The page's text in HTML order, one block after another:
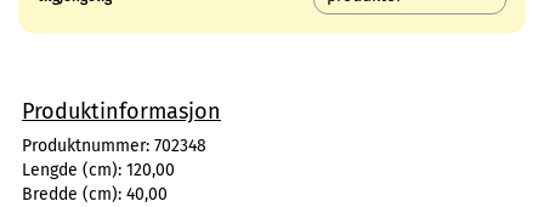
Produktinformasjon
Produktnummer: 702348
Lengde (cm): 120,00
Bredde (cm): 40,00